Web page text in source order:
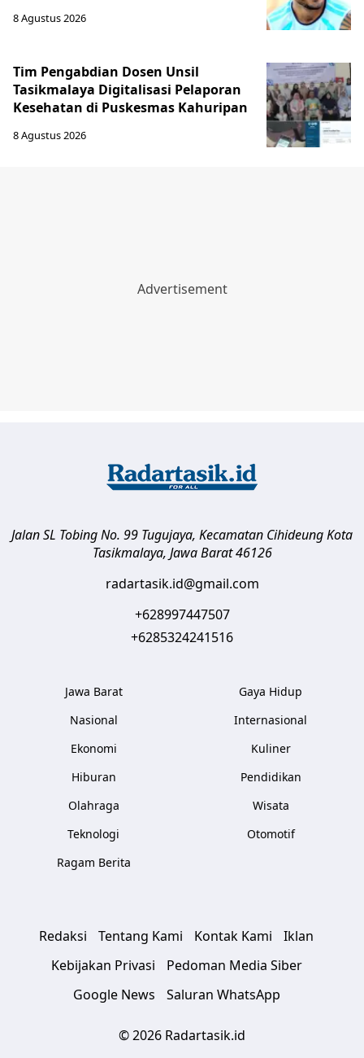
8 Agustus 2026
Tim Pengabdian Dosen Unsil
Tasikmalaya Digitalisasi Pelaporan
Kesehatan di Puskesmas Kahuripan
8 Agustus 2026
Jalan SL Tobing No. 99 Tugujaya, Kecamatan CihideungKota
Tasikmalaya, Jawa Barat 46126
radartasik.id@gmail.com
+628997447507
+6285324241516
Jawa Barat
Nasional
Ekonomi
Hiburan
Olahraga
Teknologi
Ragam Berita
Gaya Hidup
Internasional
Kuliner
Pendidikan
Wisata
Otomotif
Redaksi Tentang Kami Kontak Kami
Iklan
Kebijakan Privasi
Pedoman Media Siber
Google News
Saluran WhatsApp
© 2026 Radartasik.id